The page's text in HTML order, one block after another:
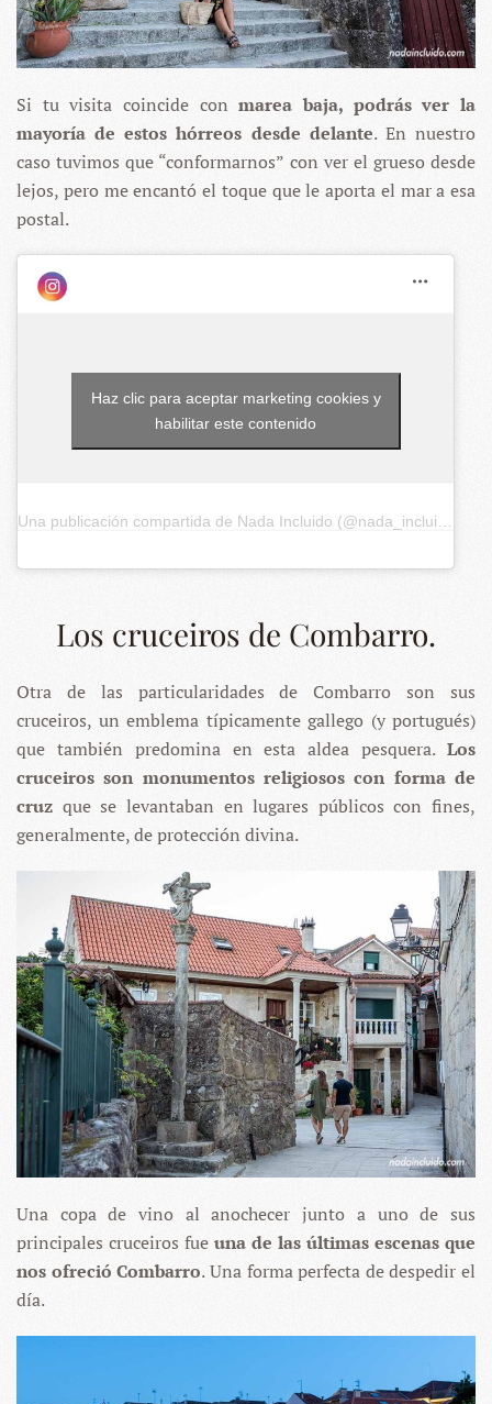
Si tu visita coincide conmarea baja, podrás ver la
mayoría de estos hórreos desde delante. En nuestro
caso tuvimos que “conformarnos” con ver el grueso desde
lejos, pero me encantó el toque que le aporta el mar a esa
postal.
Una publicación compartida de Nada Incluido (@nada_incluido)
Haz clic para aceptar marketing cookies y
habilitar este contenido
Los cruceiros de Combarro.
Otra de las particularidades de Combarro son sus
cruceiros, un emblema típicamente gallego (y portugués)
que también predomina en esta aldea pesquera. Los
cruceiros son monumentos religiosos con forma de
cruz que se levantaban en lugares públicos con fines,
generalmente, de protección divina.
Una copa de vino al anochecer junto a uno de sus
principales cruceiros fue una de las últimas escenas que
nos ofreció Combarro. Una forma perfecta de despedir el
día.